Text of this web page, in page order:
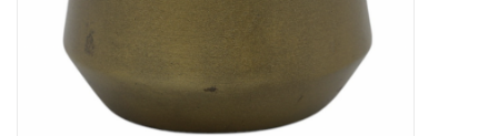
Huisparfums